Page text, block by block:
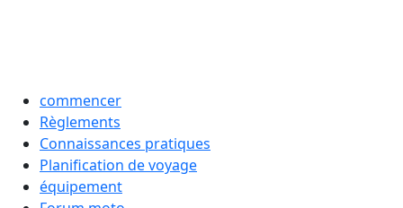
commencer
Règlements
Connaissances pratiques
Planification de voyage
équipement